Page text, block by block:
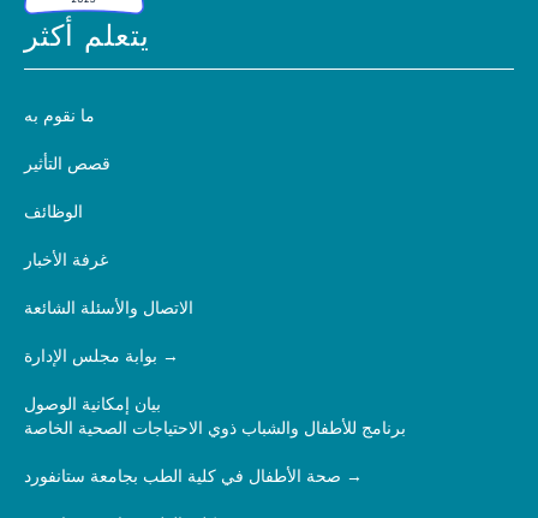
يتعلم أكثر
ما نقوم به
قصص التأثير
الوظائف
غرفة الأخبار
الاتصال والأسئلة الشائعة
بوابة مجلس الإدارة
بيان إمكانية الوصول
برنامج للأطفال والشباب ذوي الاحتياجات الصحية الخاصة
صحة الأطفال في كلية الطب بجامعة ستانفورد